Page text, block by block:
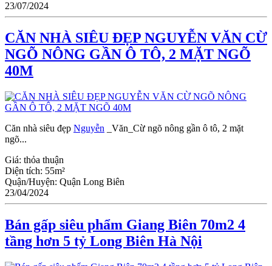
23/07/2024
CĂN NHÀ SIÊU ĐẸP NGUYỄN VĂN CỪ
NGÕ NÔNG GẦN Ô TÔ, 2 MẶT NGÕ
40M
Căn nhà siêu đẹp Nguyễn _Văn_Cừ ngõ nông gần ô tô, 2 mặt
ngõ...
Giá: thỏa thuận
Diện tích: 55m²
Quận/Huyện: Quận Long Biên
23/04/2024
Bán gấp siêu phẩm Giang Biên 70m2 4
tầng hơn 5 tỷ Long Biên Hà Nội